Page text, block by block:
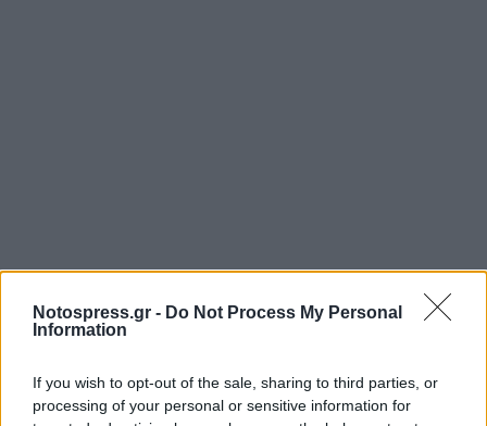
Notospress.gr - Do Not Process My Personal
Information
If you wish to opt-out of the sale, sharing to third parties, or
processing of your personal or sensitive information for